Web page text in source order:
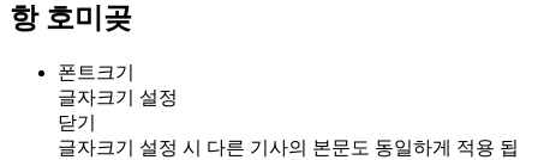
항 호미곶
폰트크기
글자크기 설정
닫기
글자크기 설정 시 다른 기사의 본문도 동일하게 적용 됩